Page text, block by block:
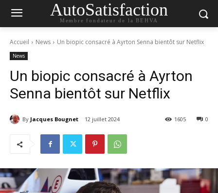
AutoSatisfaction
Membre fondateur de la BEHVA
Accueil News Un biopic consacré à Ayrton Senna bientôt sur Netflix
News
Un biopic consacré à Ayrton
Senna bientôt sur Netflix
By Jacques Bougnet 12 juillet 2024 0
1605